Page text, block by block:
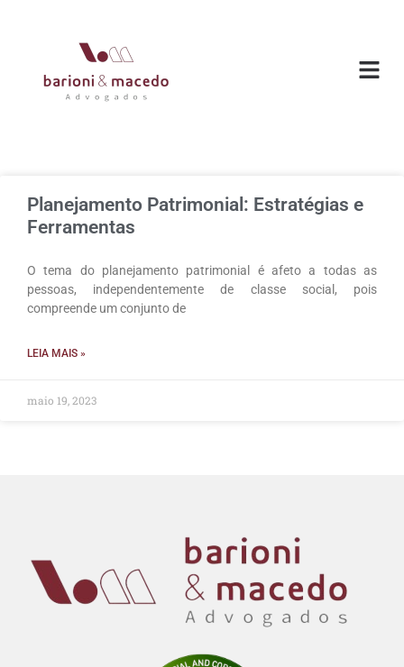
Planejamento Patrimonial: Estratégias e
Ferramentas
O tema do planejamento patrimonial é afeto a todas as
pessoas, independentemente de classe social, pois
compreende um conjunto de
LEIA MAIS »
maio 19, 2023